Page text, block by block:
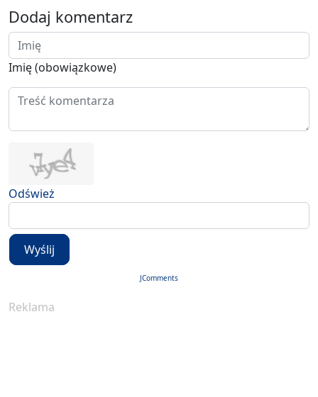
Dodaj komentarz
Imię (obowiązkowe)
Odśwież
Wyślij
JComments
Reklama